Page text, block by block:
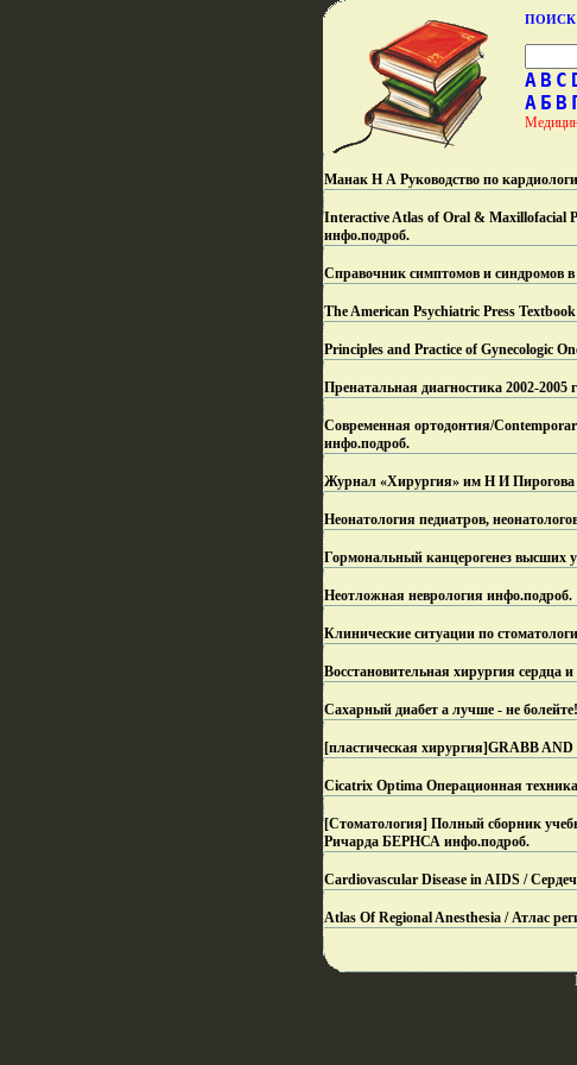
A B C
А Б В
Манак Н А Руководство по
Interactive Atlas of Oral & Maxillofacial
инфо.подроб.
Справочник симптомов и синдромов
The American Psychiatric Press
Principles and Practice of Gynecologic
Пренатальная диагностика 2002-2005
Современная ортодонтия/
инфо.подроб.
Журнал «Хирургия» им Н И Пирогова
Неонатология педиатров,
Гормональный канцерогенез высших
Неотложная неврология инфо.подроб.
Клинические ситуации по
Восстановительная хирургия сердца
Сахарный диабет а лучше - не
[пластическая хирургия]GRABB
Cicatrix Optima Операционная
[Стоматология] Полный сборник
Ричарда БЕРНСА инфо.подроб.
Cardiovascular Disease in AIDS /
Atlas Of Regional Anesthesia / Атлас